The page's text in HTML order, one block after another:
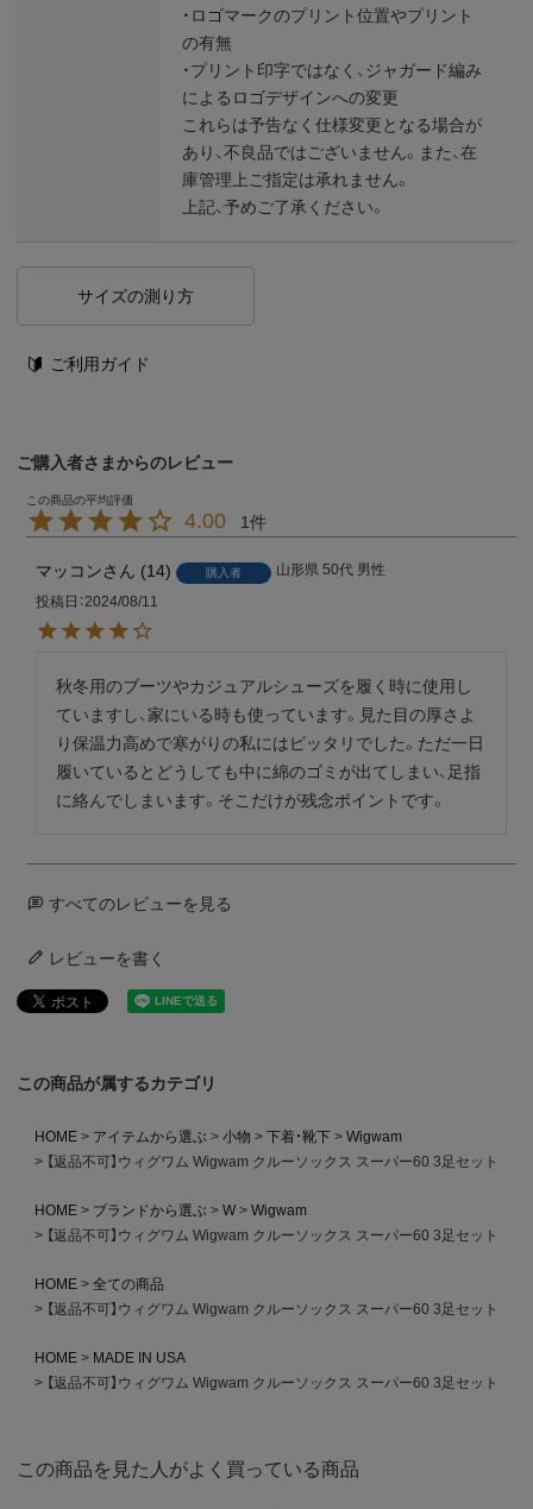
・ロゴマークのプリント位置やプリント
の有無
・プリント印字ではなく、ジャガード編み
によるロゴデザインへの変更
これらは予告なく仕様変更となる場合が
あり、不良品ではございません。また、在
庫管理上ご指定は承れません。
上記、予めご了承ください。
サイズの測り方
ご利用ガイド
ご購入者さまからのレビュー
4.00 1
マッコン 14 購入者 山形県 50代 男性
投稿日 2024/08/11
秋冬用のブーツやカジュアルシューズを履く時に使用し
ていますし、家にいる時も使っています。見た目の厚さよ
り保温力高めで寒がりの私にはピッタリでした。ただ一日
履いているとどうしても中に綿のゴミが出てしまい、足指
に絡んでしまいます。そこだけが残念ポイントです。
すべてのレビューを見る
レビューを書く
この商品が属するカテゴリ
HOME アイテムから選ぶ 小物 下着・靴下
Wigwam
【返品不可】ウィグワム Wigwam クルーソックス スーパー60 3足セット
HOME ブランドから選ぶ W
Wigwam
【返品不可】ウィグワム Wigwam クルーソックス スーパー60 3足セット
HOME
全ての商品
【返品不可】ウィグワム Wigwam クルーソックス スーパー60 3足セット
HOME
MADE IN USA
【返品不可】ウィグワム Wigwam クルーソックス スーパー60 3足セット
この商品を見た人がよく買っている商品